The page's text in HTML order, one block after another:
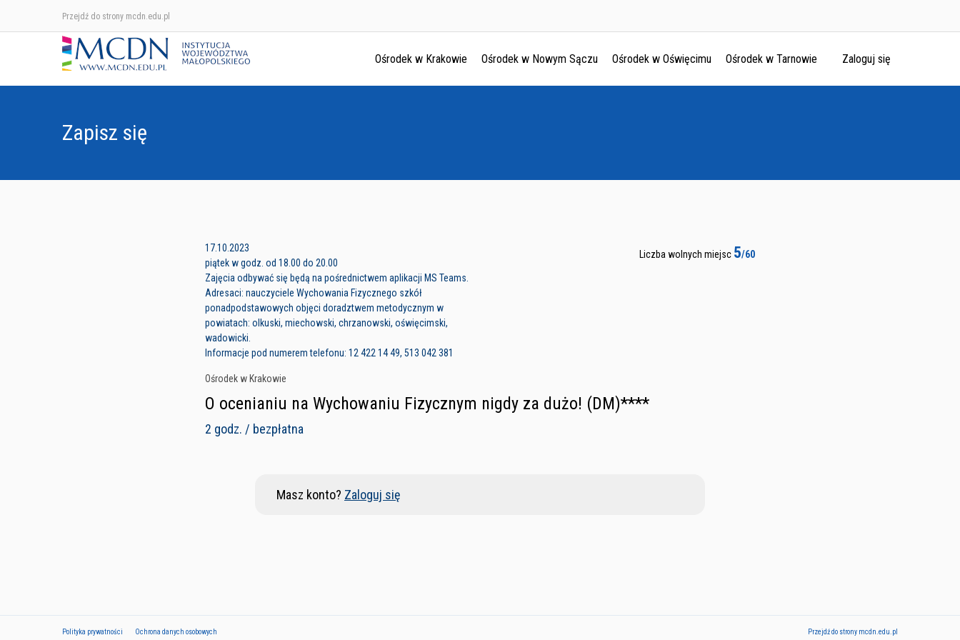
Przejdź do strony mcdn.edu.pl
Ośrodek w Krakowie Ośrodek w Nowym Sączu Ośrodek w Oświęcimu Ośrodek w Tarnowie Zaloguj się
Zapisz się
17.10.2023
piątek w godz. od 18.00 do 20.00
Zajęcia odbywać się będą na pośrednictwem aplikacji MS Teams.
Adresaci: nauczyciele Wychowania Fizycznego szkół
ponadpodstawowych objęci doradztwem metodycznym w
powiatach: olkuski, miechowski, chrzanowski, oświęcimski,
wadowicki.
Informacje pod numerem telefonu: 12 422 14 49, 513 042 381
Ośrodek w Krakowie
Liczba wolnych miejsc 5/60
O ocenianiu na Wychowaniu Fizycznym nigdy za dużo! (DM)****
2 godz. / bezpłatna
Masz konto? Zaloguj się
Polityka prywatności Ochrona danych osobowych Przejdź do strony mcdn.edu.pl
Ośrodek w Krakowie